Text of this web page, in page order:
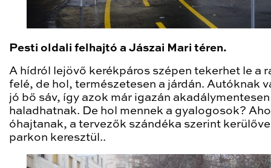
Pesti oldali felhajtó a Jászai Mari téren.
A hídról lejövő kerékpáros szépen tekerhet le a
felé, de hol, természetesen a járdán. Autóknak
jó bő sáv, így azok már igazán akadálymentesen
haladhatnak. De hol mennek a gyalogosok?
óhajtanak, a tervezők szándéka szerint
parkon keresztül..